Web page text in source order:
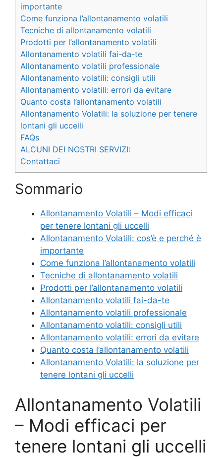
importante
Come funziona l’allontanamento volatili
Tecniche di allontanamento volatili
Prodotti per l’allontanamento volatili
Allontanamento volatili fai-da-te
Allontanamento volatili professionale
Allontanamento volatili: consigli utili
Allontanamento volatili: errori da evitare
Quanto costa l’allontanamento volatili
Allontanamento Volatili: la soluzione per tenere
lontani gli uccelli
FAQs
ALCUNI DEI NOSTRI SERVIZI:
Contattaci
Sommario
Allontanamento Volatili – Modi efficaci
per tenere lontani gli uccelli
Allontanamento Volatili: cos’è e perché è
importante
Come funziona l’allontanamento volatili
Tecniche di allontanamento volatili
Prodotti per l’allontanamento volatili
Allontanamento volatili fai-da-te
Allontanamento volatili professionale
Allontanamento volatili: consigli utili
Allontanamento volatili: errori da evitare
Quanto costa l’allontanamento volatili
Allontanamento Volatili: la soluzione per
tenere lontani gli uccelli
Allontanamento Volatili
– Modi efficaci per
tenere lontani gli uccelli